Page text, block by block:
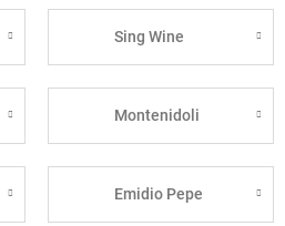
Sing Wine
Montenidoli
Emidio Pepe